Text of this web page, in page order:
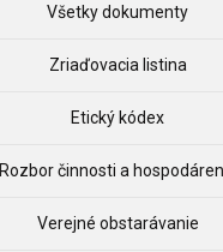
Všetky dokumenty
Zriaďovacia listina
Etický kódex
Rozbor činnosti a
Verejné obstarávanie